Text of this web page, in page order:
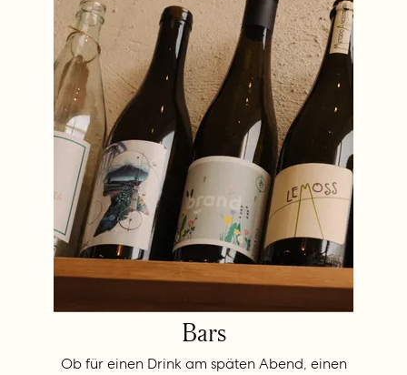
Bars
Ob für einen Drink am späten Abend, einen